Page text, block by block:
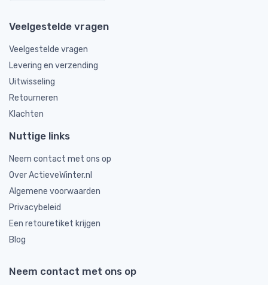
Veelgestelde vragen
Veelgestelde vragen
Levering en verzending
Uitwisseling
Retourneren
Klachten
Nuttige links
Neem contact met ons op
Over ActieveWinter.nl
Algemene voorwaarden
Privacybeleid
Een retouretiket krijgen
Blog
Neem contact met ons op